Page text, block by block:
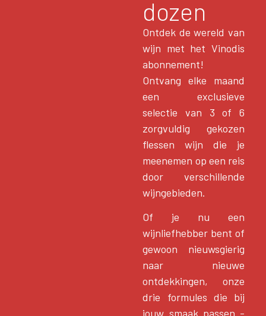
dozen
Ontdek de wereld van
wijn met het Vinodis
abonnement!
Ontvang elke maand
een exclusieve
selectie van 3 of 6
zorgvuldig gekozen
flessen wijn die je
meenemen op een reis
door verschillende
wijngebieden.
Of je nu een
wijnliefhebber bent of
gewoon nieuwsgierig
naar nieuwe
ontdekkingen, onze
drie formules die bij
jouw smaak passen -